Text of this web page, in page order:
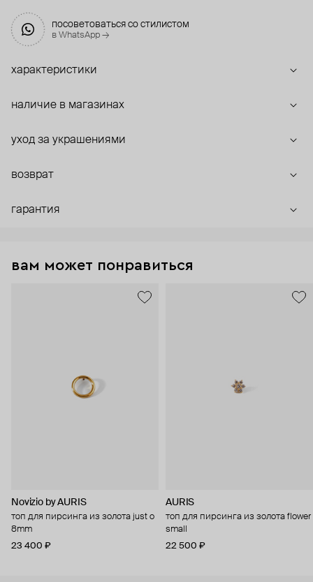
посоветоваться со стилистом
в WhatsApp →
характеристики
наличие в магазинах
уход за украшениями
возврат
гарантия
вам может понравиться
Novizio by AURIS
топ для пирсинга из золота just o
8mm
23 400 ₽
AURIS
топ для пирсинга из золота flower
small
22 500 ₽